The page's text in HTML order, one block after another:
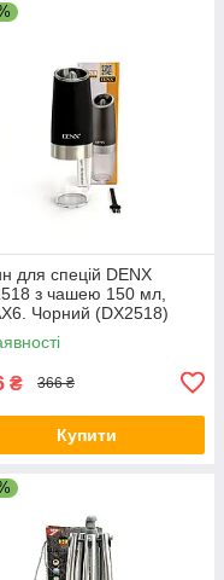
для спецій DENX
з чашею 150 мл,
Чорний (DX2518)
₴ 366 ₴
Купити